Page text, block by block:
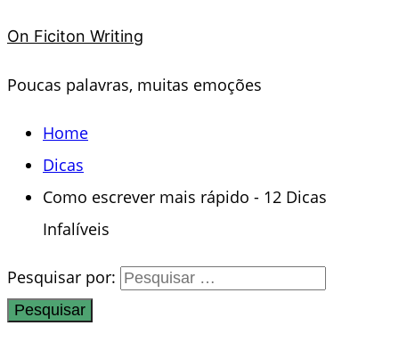
On Ficiton Writing
Poucas palavras, muitas emoções
Home
Dicas
Como escrever mais rápido - 12 Dicas
Infalíveis
Pesquisar por: